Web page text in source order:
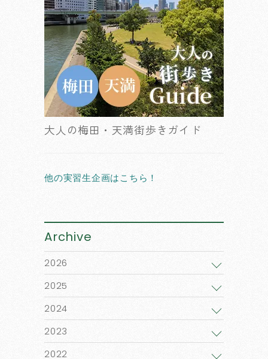
大人の梅田・天満街歩きガイド
他の実習生企画はこちら！
Archive
2026
2025
2024
2023
2022